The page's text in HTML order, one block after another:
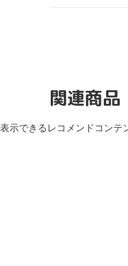
関連商品
表示できるレコメンドコンテ